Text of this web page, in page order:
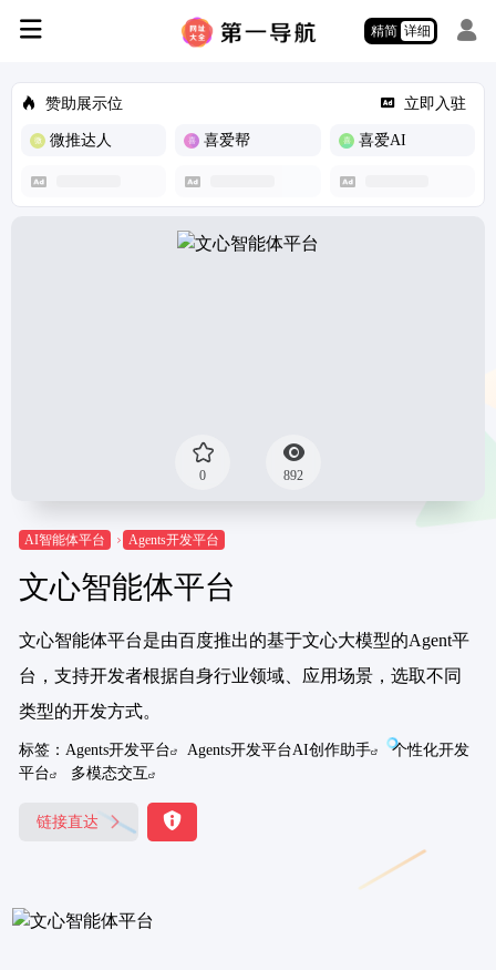
精简 详细
赞助展示位 立即入驻
微推达人 喜爱帮 喜爱AI
0 892
AI智能体平台 Agents开发平台
文心智能体平台
文心智能体平台是由百度推出的基于文心大模型的Agent平
台，支持开发者根据自身行业领域、应用场景，选取不同
类型的开发方式。
标签： Agents开发平台 Agents开发平台AI创作助手
个性化开发
平台
多模态交互
链接直达